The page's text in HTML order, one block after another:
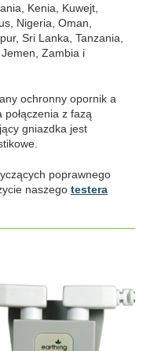
Kenia, Kuwejt,
Nigeria, Oman,
Sri Lanka, Tanzania,
Zambia i
ochronny opornik a
z fazą
gniazdka jest
poprawnego
naszego testera